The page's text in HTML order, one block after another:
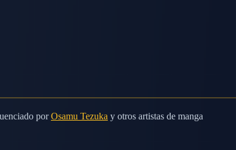
porOsamu Tezuka y otros artistas de manga